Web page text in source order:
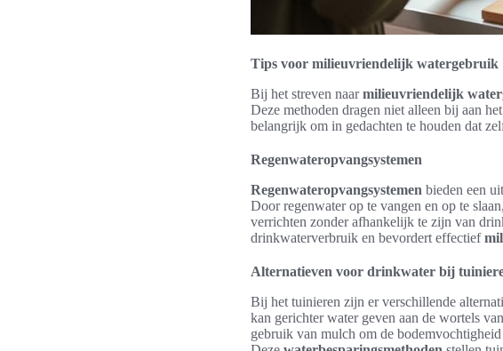
Tips voor milieuvriendelijk watergebruik
Bij het streven naarmilieuvriendelijk
Deze methoden dragen niet alleen bij aan
belangrijk om in gedachten te houden dat
Regenwateropvangsystemen
Regenwateropvangsystemen bieden een
Door regenwater op te vangen en op te
verrichten zonder afhankelijk te zijn van
drinkwaterverbruik en bevordert effectief
Alternatieven voor drinkwater bij
Bij het tuinieren zijn er verschillende
kan gerichter water geven aan de wortels
gebruik van mulch om de